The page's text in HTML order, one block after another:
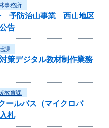
事務所
予防治山事業 西山地区
告
課
策デジタル教材制作業務
教育課
ールバス（マイクロバ
札